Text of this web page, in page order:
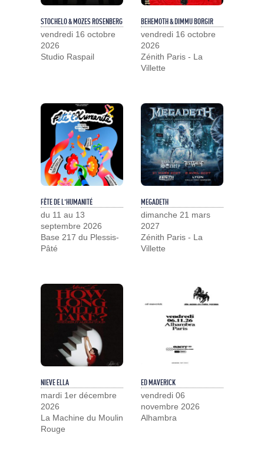
STOCHELO & MOZES ROSENBERG
vendredi 16 octobre
2026
Studio Raspail
BEHEMOTH & DIMMU BORGIR
vendredi 16 octobre
2026
Zénith Paris - La
Villette
FÊTE DE L'HUMANITÉ
du 11 au 13
septembre 2026
Base 217 du Plessis-
Pâté
MEGADETH
dimanche 21 mars
2027
Zénith Paris - La
Villette
NIEVE ELLA
mardi 1er décembre
2026
La Machine du Moulin
Rouge
ED MAVERICK
vendredi 06
novembre 2026
Alhambra